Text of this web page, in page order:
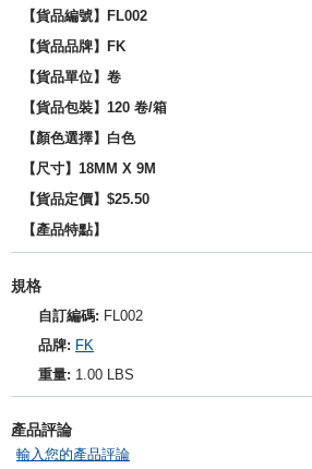
【貨品編號】FL002
【貨品品牌】
FK
【貨品單位】卷
【貨品包裝】120 卷/箱
【顏色選擇】白色
【尺寸】18MM X 9M
【貨品定價】$25.50
【產品特點】
規格
自訂編碼: FL002
品牌: FK
重量: 1.00 LBS
產品評論
輸入您的產品評論